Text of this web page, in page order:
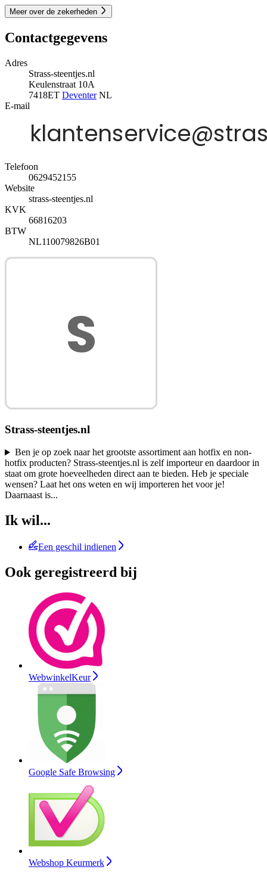
Meer over de zekerheden
Contactgegevens
Adres
Strass-steentjes.nl
Keulenstraat 10A
7418ET DeventerNL
E-mail
Telefoon
0629452155
Website
strass-steentjes.nl
KVK
66816203
BTW
NL110079826B01
Strass-steentjes.nl
Ben je op zoek naar het grootste assortiment aan hotfix en non-
hotfix producten? Strass-steentjes.nl is zelf importeur en daardoor in
staat om grote hoeveelheden direct aan te bieden. Heb je speciale
wensen? Laat het ons weten en wij importeren het voor je!
Daarnaast is...
Ik wil...
Een geschil indienen
Ook geregistreerd bij
WebwinkelKeur
Google Safe Browsing
Webshop Keurmerk